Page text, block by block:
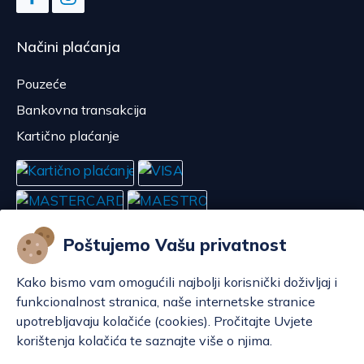
Poštujemo Vašu privatnost
Kako bismo vam omogućili najbolji korisnički doživljaj i
funkcionalnost stranica, naše internetske stranice
upotrebljavaju kolačiće (cookies). Pročitajte Uvjete
korištenja kolačića te saznajte više o njima.
Načini plaćanja
Pouzeće
Bankovna transakcija
Kartično plaćanje